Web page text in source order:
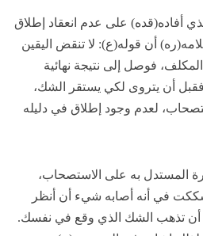
أفاده(قده) على عدم انعقاد إطلاق
أن قوله(ع): لا تنقض اليقين
فوصل إلى نتيجة نهائية
فقبل أن يتروى لكي يستقر الشك،
لعدم وجود إطلاق في دليله
المستدل به على الاستصحاب،
في أنه أصابه شيء أن أنظر
أن تذهب الشك الذي وقع في نفسك.